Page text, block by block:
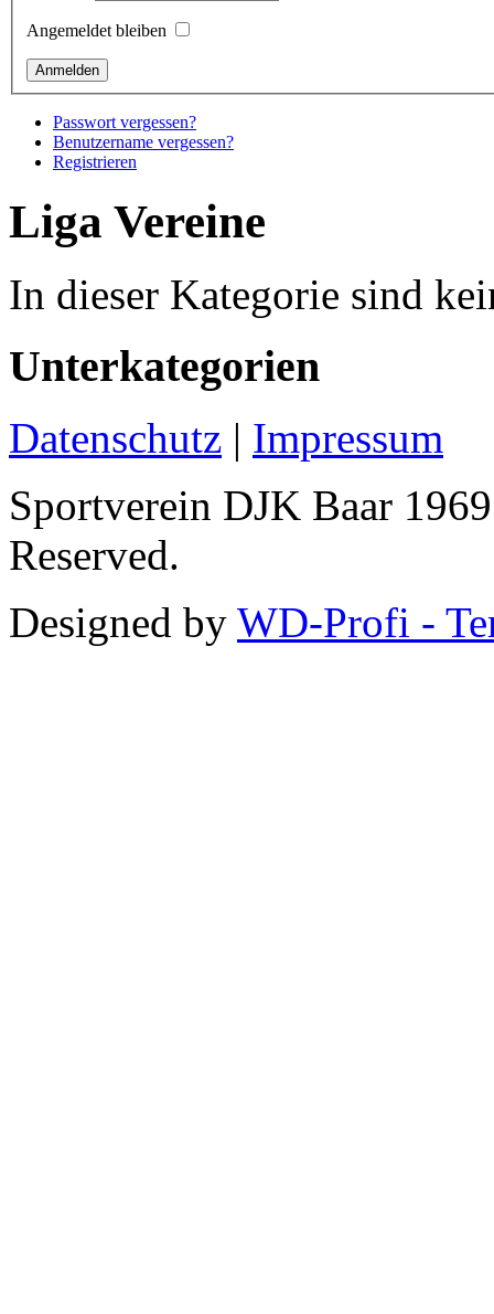
Angemeldet bleiben
Passwort vergessen?
Benutzername vergessen?
Registrieren
Liga Vereine
In dieser Kategorie sind
Unterkategorien
Datenschutz | Impressum
Sportverein DJK Baar
Reserved.
Designed by WD-Profi -